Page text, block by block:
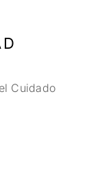
Cuidado